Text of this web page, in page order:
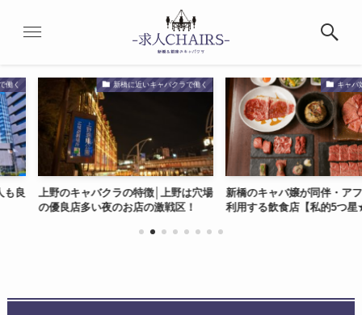
に近いキャバクラで働く
特徴│上野は穴場
店の激戦区！
キャバ嬢の豆知識
新橋のキャバ嬢が同伴・アフターで
利用する飲食店【私的5つ星★】
渋谷のキャバ
代前半の女の